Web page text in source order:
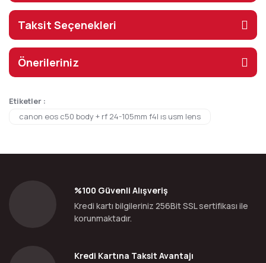
Taksit Seçenekleri
Önerileriniz
Etiketler :
canon eos c50 body + rf 24-105mm f4l ıs usm lens
%100 Güvenli Alışveriş
Kredi kartı bilgileriniz 256Bit SSL sertifikası ile
korunmaktadır.
Kredi Kartına Taksit Avantajı